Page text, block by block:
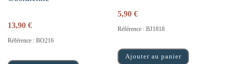
13,90 €
Référence : BO216
5,90€
Référence : BJ1818
Ajouter au panier